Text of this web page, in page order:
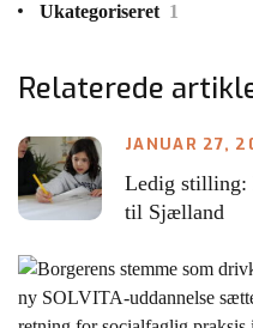
Ukategoriseret 1
Relaterede
JANUAR 27,
Ledig stilling:
til Sjælland